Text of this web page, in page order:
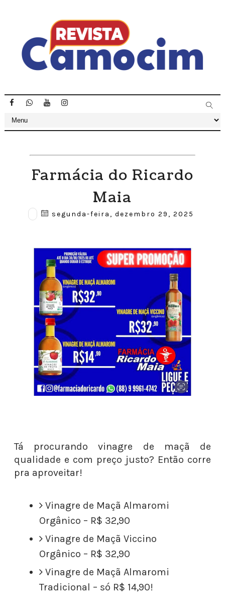
Farmácia do Ricardo
Maia
segunda-feira, dezembro 29, 2025
Tá procurando vinagre de maçã de
qualidade e com preço justo? Então corre
pra aproveitar!
Vinagre de Maçã Almaromi
Orgânico – R$ 32,90
Vinagre de Maçã Viccino
Orgânico – R$ 32,90
Vinagre de Maçã Almaromi
Tradicional – só R$ 14,90!